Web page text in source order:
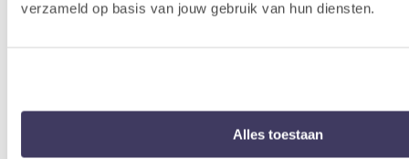
verzameld op basis van jouw gebruik van hun diensten.
Alles toestaan